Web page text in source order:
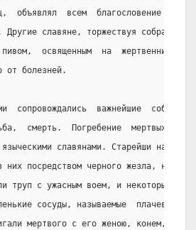
объявлял  всем  благословение
Другие славяне, торжествуя собрание
освященным  на  жертвеннике,
от болезней.
сопровождались  важнейшие
смерть.  Погребение  мертвых
языческими славянами. Старейши на
них посредством черного жезла,
труп с ужасным воем, и некоторые
сосуды, называемые
мертвого с его женою, конем,